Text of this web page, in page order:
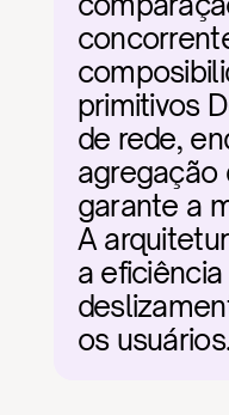
primitivos
de rede,
agregação
garante a
A
a
os